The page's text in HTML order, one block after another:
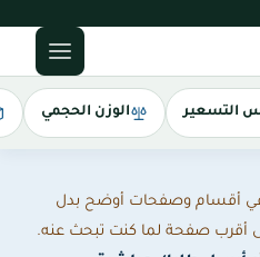
التسعير الوزن الحجمي
في أقسام وصفحات أوضح بدل
أقرب صفحة لما كنت تبحث عنه.